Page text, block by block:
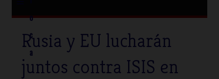
o
c
a
Rusia y EU lucharán
juntos contra ISIS en